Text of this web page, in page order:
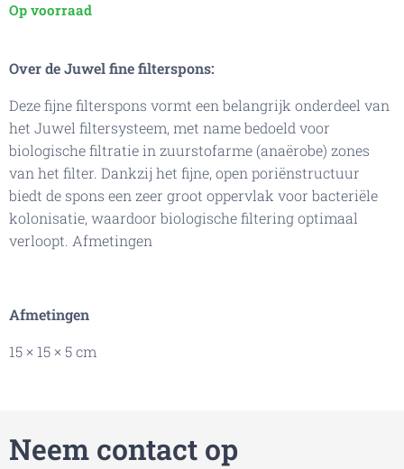
Op voorraad
Over de Juwel fine filterspons:
Deze fijne filterspons vormt een belangrijk onderdeel van
het Juwel filtersysteem, met name bedoeld voor
biologische filtratie in zuurstofarme (anaërobe) zones
van het filter. Dankzij het fijne, open poriënstructuur
biedt de spons een zeer groot oppervlak voor bacteriële
kolonisatie, waardoor biologische filtering optimaal
verloopt. Afmetingen
Afmetingen
15 × 15 × 5 cm
Neem contact op